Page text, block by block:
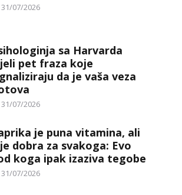
Posted
31/07/2026
sa Harvarda
pet fraza koje
da je vaša veza
Posted
31/07/2026
je puna vitamina, ali
dobra za svakoga: Evo
koga ipak izaziva tegobe
Posted
31/07/2026